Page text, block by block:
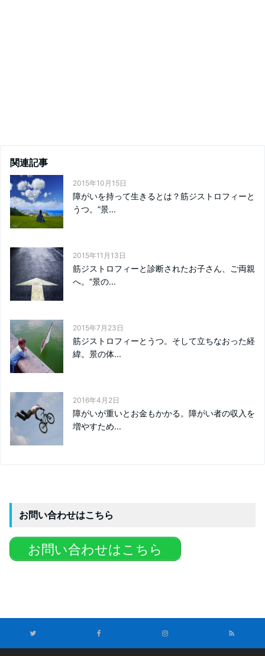
関連記事
2015年10月15日
障がいを持って生きるとは？筋ジストロフィーと
うつ。”景...
2015年11月13日
筋ジストロフィーと診断されたお子さん、ご両親
へ。”景の...
2015年7月23日
筋ジストロフィーとうつ。そして立ちなおった経
緯。景の体...
2016年4月2日
障がいが重いとお金もかかる。障がい者の収入を
増やすため...
お問い合わせはこちら
お問い合わせはこちら